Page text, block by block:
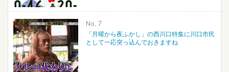
No.
「月曜から夜ふかし」の西川口特集に川口市民
として一応突っ込んでおきますね